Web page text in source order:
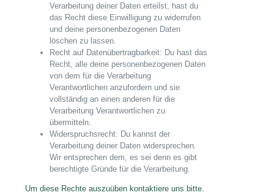
Verarbeitung deiner Daten erteilst, hast du
das Recht diese Einwilligung zu widerrufen
und deine personenbezogenen Daten
löschen zu lassen.
Recht auf Datenübertragbarkeit: Du hast das
Recht, alle deine personenbezogenen Daten
von dem für die Verarbeitung
Verantwortlichen anzufordern und sie
vollständig an einen anderen für die
Verarbeitung Verantwortlichen zu
übermitteln.
Widerspruchsrecht: Du kannst der
Verarbeitung deiner Daten widersprechen.
Wir entsprechen dem, es sei denn es gibt
berechtigte Gründe für die Verarbeitung.
Um diese Rechte auszuüben kontaktiere uns bitte.